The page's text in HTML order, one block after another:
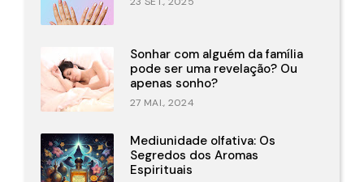
Sonhar com alguém da família
pode ser uma revelação? Ou
apenas sonho?
27 MAI., 2024
Mediunidade olfativa: Os
Segredos dos Aromas
Espirituais